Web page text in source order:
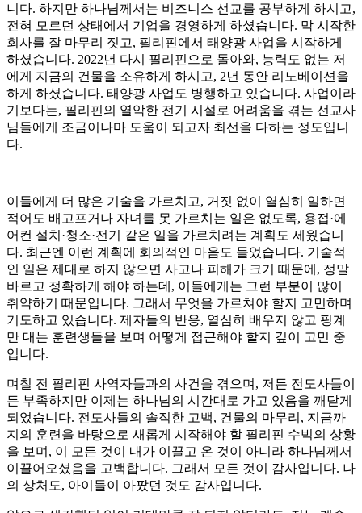
니다. 하지만 하나님께서는 비즈니스 선교를 공부하게 하시고,
전혀 모르던 상태에서 기업을 경영하게 하셨습니다. 막 시작한
회사를 잘 마무리 짓고, 필리핀에서 태양광 사업을 시작하게
하셨습니다. 2022년 다시 필리핀으로 돌아와, 능력도 없는 저
에게 지금의 건물을 소유하게 하시고, 2년 동안 리노베이션을
하게 하셨습니다. 태양광 사업도 병행하고 있습니다. 사업이라
기보다는, 필리핀의 열악한 전기 시설로 어려움을 겪는 선교사
님들에게 조금이나마 도움이 되고자 최선을 다하는 정도입니
다.
이들에게 더 많은 기술을 가르치고, 거짓 없이 열심히 일하면
적어도 배고프거나 자녀를 못 가르치는 일은 없도록, 용접·에
어컨 설치·청소·전기 같은 일을 가르치려는 계획도 세웠습니
다. 최근엔 이런 계획에 회의적인 마음도 들었습니다. 기술적
인 일은 제대로 하지 않으면 사고나 피해가 크기 때문에, 정말
바르고 정확하게 해야 하는데, 이들에게는 그런 부분이 많이
취약하기 때문입니다. 그래서 무엇을 가르쳐야 할지 고민하며
기도하고 있습니다. 제자들의 반응, 열심히 배우지 않고 핑계
만 대는 훈련생들을 보며 어떻게 접근해야 할지 깊이 고민 중
입니다.
며칠 전 필리핀 사역자들과의 사건을 겪으며, 저든 전도사들이
든 부족하지만 이제는 하나님의 시간대로 가고 있음을 깨닫게
되었습니다. 전도사들의 솔직한 고백, 건물의 마무리, 지금까
지의 훈련을 바탕으로 새롭게 시작해야 할 필리핀 수빅의 상황
을 보며, 이 모든 것이 내가 이끌고 온 것이 아니라 하나님께서
이끌어오셨음을 고백합니다. 그래서 모든 것이 감사입니다. 나
의 상처도, 아이들이 아팠던 것도 감사입니다.